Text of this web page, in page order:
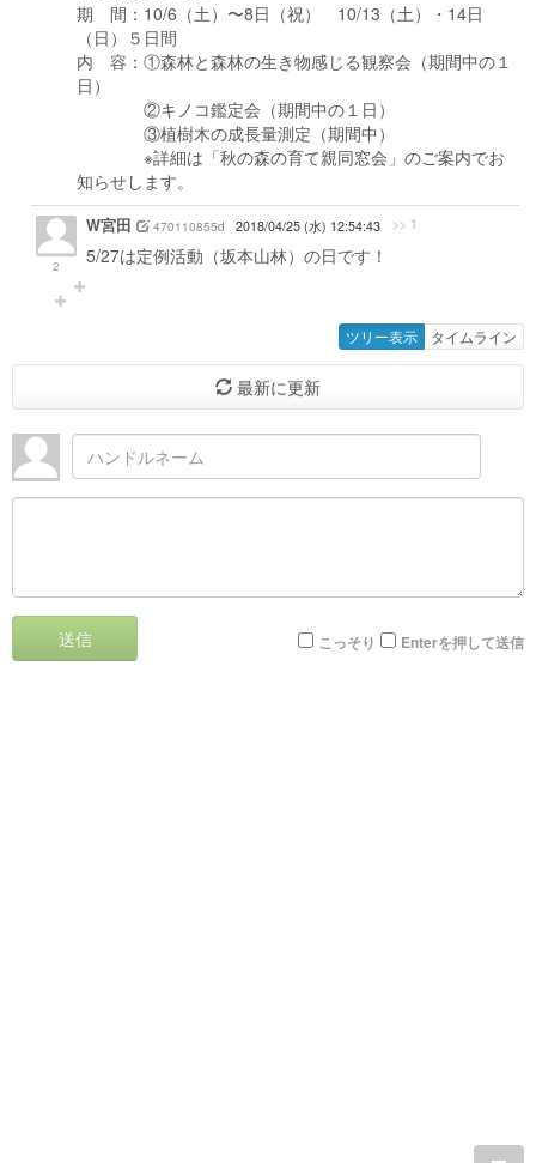
期 間：10/6（土）〜8日（祝） 10/13（土）・14日
（日）５日間
内 容：①森林と森林の生き物感じる観察会（期間中の１
日）
②キノコ鑑定会（期間中の１日）
③植樹木の成長量測定（期間中）
※詳細は「秋の森の育て親同窓会」のご案内でお
知らせします。
2
W宮田 470110855d 2018/04/25 (水) 12:54:43 >> 1
5/27は定例活動（坂本山林）の日です！
ツリー表示 タイムライン
最新に更新
送信 こっそり Enterを押して送信